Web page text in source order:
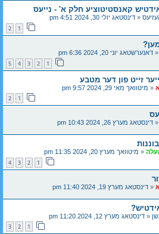
קאנסטיטוציע חלק א' - נייעס
« דינסטאג יולי 30, 2024 4:51 pm
1
2
« דאנערשטאג יוני 20, 2024 6:36 pm
1
2
3
4
5
זייט פון דער מטבע
« מיטוואך מאי 29, 2024 9:57 pm
1
2
« דינסטאג מערץ 26, 2024 10:43 pm
« מיטוואך מערץ 20, 2024 11:35 pm
1
2
3
4
« דינסטאג מערץ 19, 2024 11:40 pm
« דינסטאג מערץ 12, 2024 11:20 pm
1
2
3